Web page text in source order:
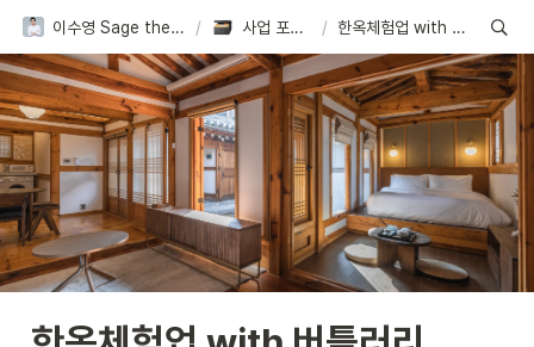
이수영 Sage the Entrepreneur / 사업 포트폴리오 / 한옥체험업 with 버틀러리